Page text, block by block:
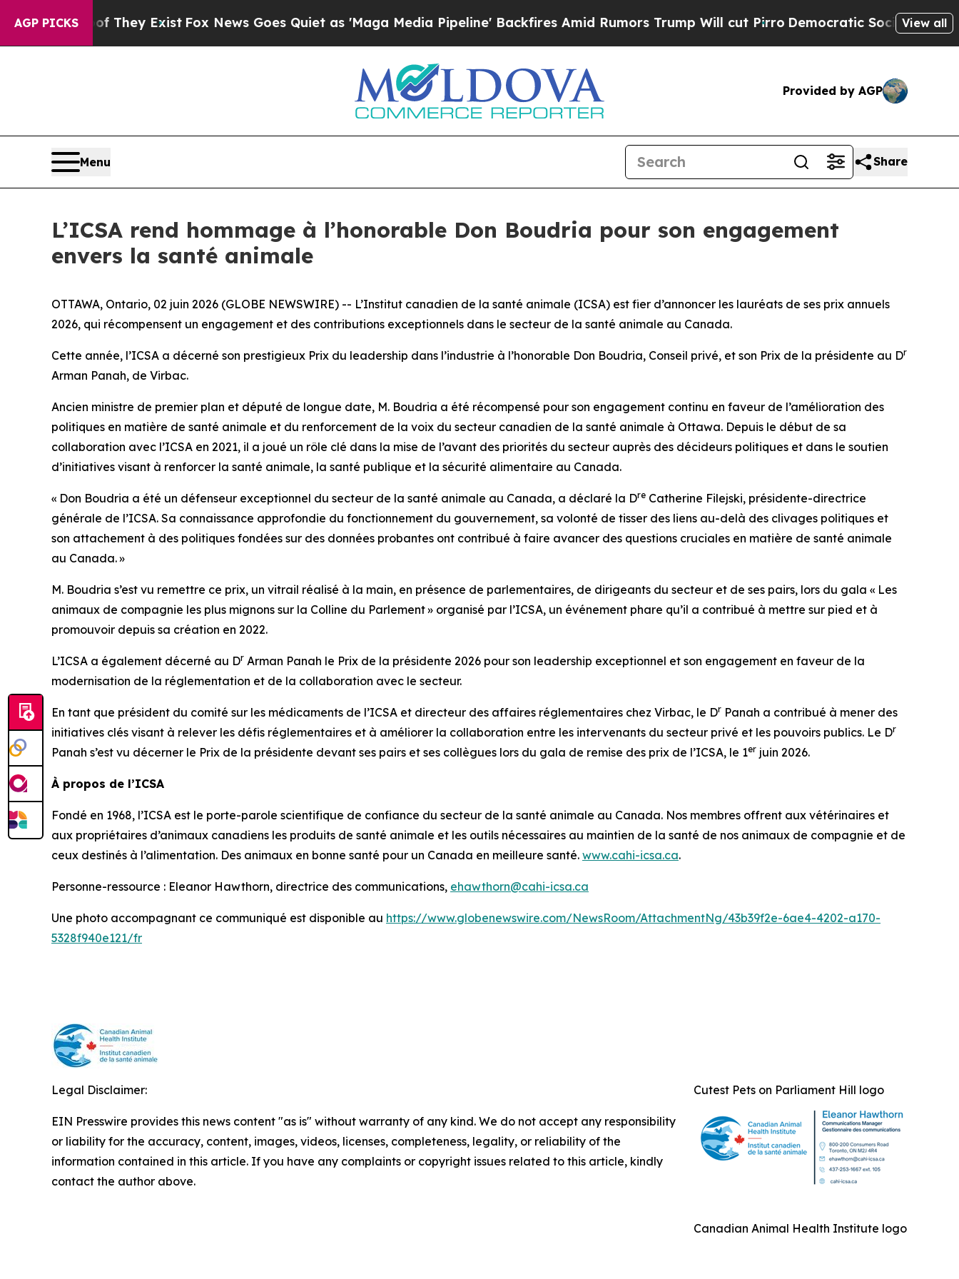
AGP PICKS
no Proof They ExistFox News Goes Quiet as 'Maga Media Pipeline' Backfires Amid Rumors Trump Will cut PirroDemocratic Socialists of View all
Provided by AGP
Menu Share
L’ICSA rend hommage à l’honorable Don Boudria pour son engagement
envers la santé animale
OTTAWA, Ontario, 02 juin 2026 (GLOBE NEWSWIRE) -- L’Institut canadien de la santé animale (ICSA) est fier d’annoncer les lauréats de ses prix annuels
2026, qui récompensent un engagement et des contributions exceptionnels dans le secteur de la santé animale au Canada.
Cette année, l’ICSA a décerné son prestigieux Prix du leadership dans l’industrie à l’honorable Don Boudria, Conseil privé, et son Prix de la présidente au Dr
Arman Panah, de Virbac.
Ancien ministre de premier plan et député de longue date, M. Boudria a été récompensé pour son engagement continu en faveur de l’amélioration des
politiques en matière de santé animale et du renforcement de la voix du secteur canadien de la santé animale à Ottawa. Depuis le début de sa
collaboration avec l’ICSA en 2021, il a joué un rôle clé dans la mise de l’avant des priorités du secteur auprès des décideurs politiques et dans le soutien
d’initiatives visant à renforcer la santé animale, la santé publique et la sécurité alimentaire au Canada.
« Don Boudria a été un défenseur exceptionnel du secteur de la santé animale au Canada, a déclaré la Dre Catherine Filejski, présidente-directrice
générale de l’ICSA. Sa connaissance approfondie du fonctionnement du gouvernement, sa volonté de tisser des liens au-delà des clivages politiques et
son attachement à des politiques fondées sur des données probantes ont contribué à faire avancer des questions cruciales en matière de santé animale
au Canada. »
M. Boudria s’est vu remettre ce prix, un vitrail réalisé à la main, en présence de parlementaires, de dirigeants du secteur et de ses pairs, lors du gala « Les
animaux de compagnie les plus mignons sur la Colline du Parlement » organisé par l’ICSA, un événement phare qu’il a contribué à mettre sur pied et à
promouvoir depuis sa création en 2022.
L’ICSA a également décerné au Dr Arman Panah le Prix de la présidente 2026 pour son leadership exceptionnel et son engagement en faveur de la
modernisation de la réglementation et de la collaboration avec le secteur.
En tant que président du comité sur les médicaments de l’ICSA et directeur des affaires réglementaires chez Virbac, le Dr Panah a contribué à mener des
initiatives clés visant à relever les défis réglementaires et à améliorer la collaboration entre les intervenants du secteur privé et les pouvoirs publics. Le Dr
Panah s’est vu décerner le Prix de la présidente devant ses pairs et ses collègues lors du gala de remise des prix de l’ICSA, le 1er juin 2026.
À propos de l’ICSA
Fondé en 1968, l’ICSA est le porte-parole scientifique de confiance du secteur de la santé animale au Canada. Nos membres offrent aux vétérinaires et
aux propriétaires d’animaux canadiens les produits de santé animale et les outils nécessaires au maintien de la santé de nos animaux de compagnie et de
ceux destinés à l’alimentation. Des animaux en bonne santé pour un Canada en meilleure santé. www.cahi-icsa.ca.
Personne-ressource : Eleanor Hawthorn, directrice des communications, ehawthorn@cahi-icsa.ca
Une photo accompagnant ce communiqué est disponible au https://www.globenewswire.com/NewsRoom/AttachmentNg/43b39f2e-6ae4-4202-a170-
5328f940e121/fr
Cutest Pets on Parliament Hill logo
Canadian Animal Health Institute logo
Legal Disclaimer:
EIN Presswire provides this news content "as is" without warranty of any kind. We do not accept any responsibility
or liability for the accuracy, content, images, videos, licenses, completeness, legality, or reliability of the
information contained in this article. If you have any complaints or copyright issues related to this article, kindly
contact the author above.